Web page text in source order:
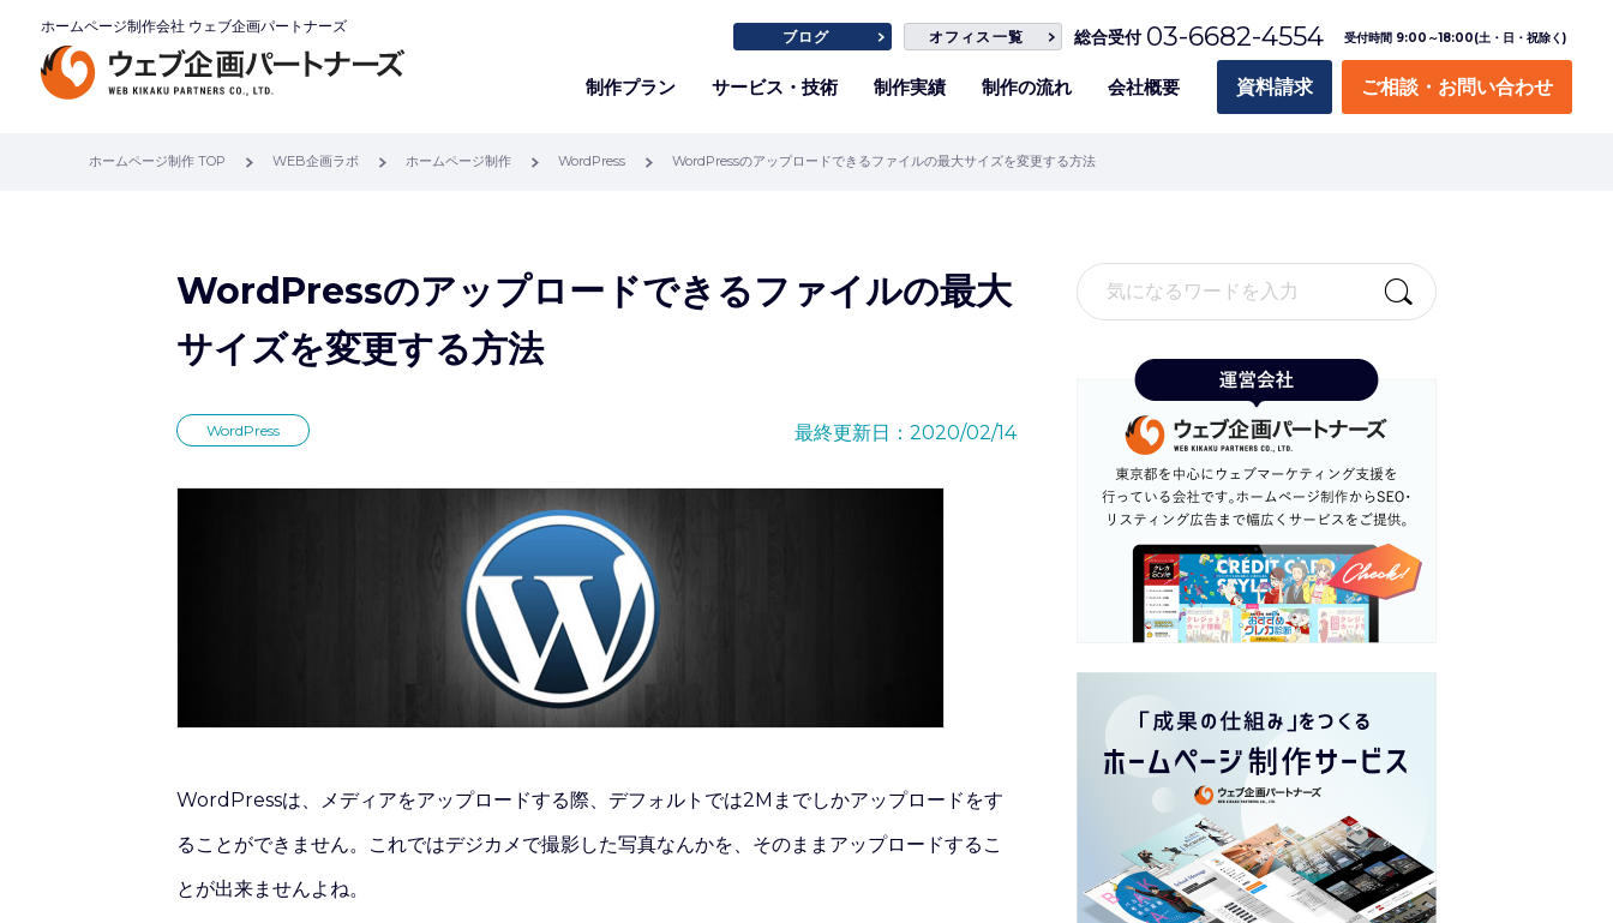
ホームページ制作会社 ウェブ企画パートナーズ
制作プラン サービス・技術 制作実績 制作の流れ 会社概要 資料請求 ご相談・お問い合わせ
ブログ オフィス一覧 総合受付 03-6682-4554 受付時間 9:00～18:00(土・日・祝除く)
ホームページ制作 TOP WEB企画ラボ ホームページ制作 WordPress WordPressのアップロードできるファイルの最大サイズを変更する方法
WordPressのアップロードできるファイルの最大
サイズを変更する方法
WordPress 最終更新日：2020/02/14
WordPressは、メディアをアップロードする際、デフォルトでは2Mまでしかアップロードをす
ることができません。これではデジカメで撮影した写真なんかを、そのままアップロードするこ
とが出来ませんよね。